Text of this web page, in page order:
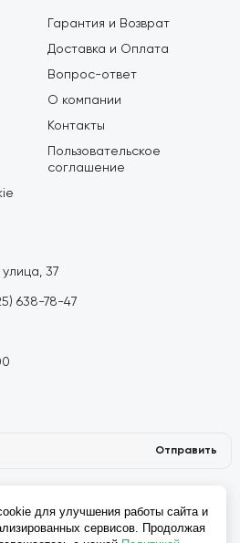
Гарантия и Возврат
Доставка и Оплата
Вопрос-ответ
О компании
Контакты
Пользовательское
соглашение
37
638-78-47
Отправить
для улучшения работы сайта и
сервисов. Продолжая